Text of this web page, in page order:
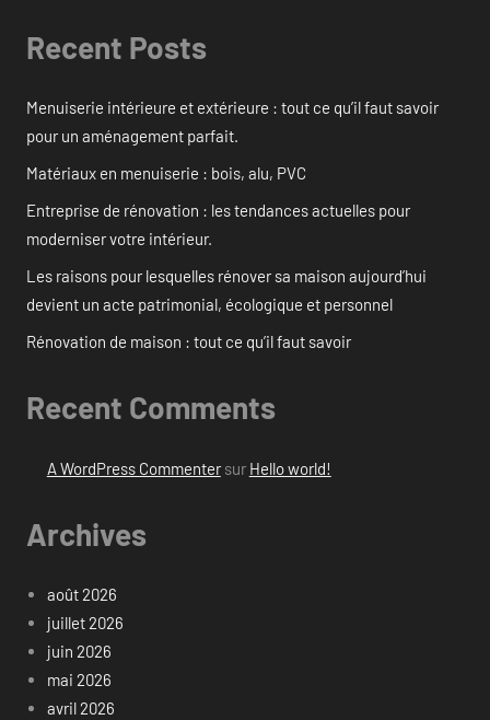
Recent Posts
Menuiserie intérieure et extérieure : tout ce qu’il faut savoir
pour un aménagement parfait.
Matériaux en menuiserie : bois, alu, PVC
Entreprise de rénovation : les tendances actuelles pour
moderniser votre intérieur.
Les raisons pour lesquelles rénover sa maison aujourd’hui
devient un acte patrimonial, écologique et personnel
Rénovation de maison : tout ce qu’il faut savoir
Recent Comments
A WordPress Commentersur Hello world!
Archives
août 2026
juillet 2026
juin 2026
mai 2026
avril 2026